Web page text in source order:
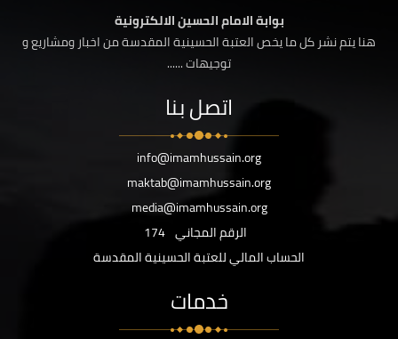
بوابة الامام الحسين الالكترونية
هنا يتم نشر كل ما يخص العتبة الحسينية المقدسة من اخبار ومشاريع و
توجيهات ......
اتصل بنا
info@imamhussain.org
maktab@imamhussain.org
media@imamhussain.org
الرقم المجاني 174
الحساب المالي للعتبة الحسينية المقدسة
خدمات